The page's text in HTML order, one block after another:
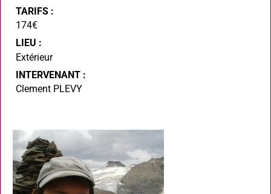
TARIFS :
174€
LIEU :
Extérieur
INTERVENANT :
Clement PLEVY